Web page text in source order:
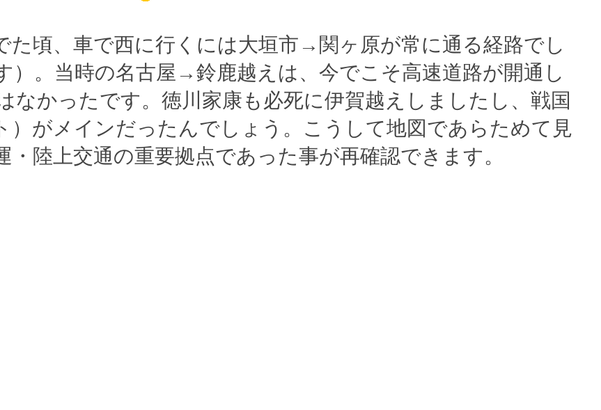
た頃、車で西に行くには大垣市→関ヶ原が常に通る経路でし
）。当時の名古屋→鈴鹿越えは、今でこそ高速道路が開通し
なかったです。徳川家康も必死に伊賀越えしましたし、戦国
）がメインだったんでしょう。こうして地図であらためて見
陸上交通の重要拠点であった事が再確認できます。